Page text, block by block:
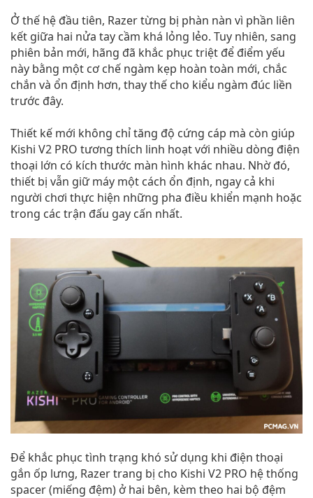
Ở thế hệ đầu tiên, Razer từng bị phàn nàn vì phần liên
kết giữa hai nửa tay cầm khá lỏng lẻo. Tuy nhiên, sang
phiên bản mới, hãng đã khắc phục triệt để điểm yếu
này bằng một cơ chế ngàm kẹp hoàn toàn mới, chắc
chắn và ổn định hơn, thay thế cho kiểu ngàm đúc liền
trước đây.
Thiết kế mới không chỉ tăng độ cứng cáp mà còn giúp
Kishi V2 PRO tương thích linh hoạt với nhiều dòng điện
thoại lớn có kích thước màn hình khác nhau. Nhờ đó,
thiết bị vẫn giữ máy một cách ổn định, ngay cả khi
người chơi thực hiện những pha điều khiển mạnh hoặc
trong các trận đấu gay cấn nhất.
Để khắc phục tình trạng khó sử dụng khi điện thoại
gắn ốp lưng, Razer trang bị cho Kishi V2 PRO hệ thống
spacer (miếng đệm) ở hai bên, kèm theo hai bộ đệm